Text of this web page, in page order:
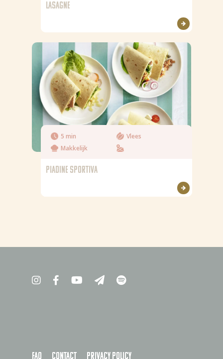
LASAGNE
5 min
Vlees
Makkelijk
PIADINE SPORTIVA
FAQ Contact Privacy policy